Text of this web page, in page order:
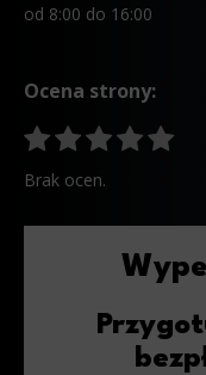
od 8:00 do 16:00
Ocena strony:
Brak ocen.